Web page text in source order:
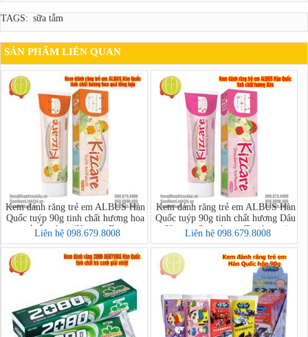
TAGS: sữa tắm
SẢN PHẨM LIÊN QUAN
Kem đánh răng trẻ em ALBUS Hàn
Quốc tuýp 90g tinh chất hương hoa
quả tổng hợp (Kizcare Fruits
Toothpaste)
Liên hệ 098.679.8008
Kem đánh răng trẻ em ALBUS Hàn
Quốc tuýp 90g tinh chất hương Dâu
(Kizcare Strawberry Toothpaste)
Liên hệ 098.679.8008